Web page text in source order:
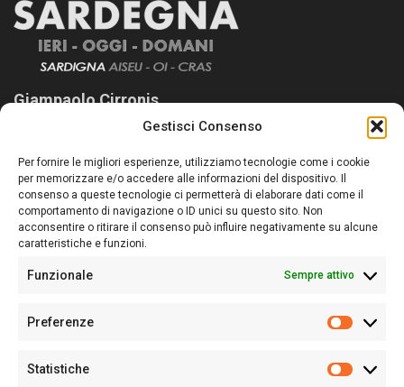
Gestisci Consenso
Per fornire le migliori esperienze, utilizziamo tecnologie come i cookie
per memorizzare e/o accedere alle informazioni del dispositivo. Il
consenso a queste tecnologie ci permetterà di elaborare dati come il
comportamento di navigazione o ID unici su questo sito. Non
acconsentire o ritirare il consenso può influire negativamente su alcune
caratteristiche e funzioni.
Funzionale Sempre attivo
Preferenze
Statistiche
Giampaolo Cirronis
Sardegna Ieri-Oggi-Domani nasce per informare “liberamente” i
lettori su quanto accade in Sardegna, con un occhio rivolto al
nostro passato e, soprattutto, al nostro futuro
Follow Us
Sede:Via Cristoforo Colombo 09013 Carbonia
Partita IVA02270380922